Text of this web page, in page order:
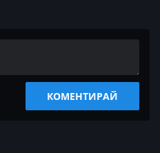
КОМЕНТИРАЙ